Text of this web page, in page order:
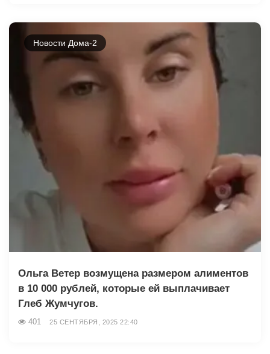
Новости Дома-2
Ольга Ветер возмущена размером алиментов
в 10 000 рублей, которые ей выплачивает
Глеб Жумчугов.
401 25 СЕНТЯБРЯ, 2025 22:40